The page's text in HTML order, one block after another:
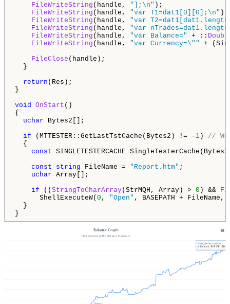
FileWriteString (handle, "];\n" );
FileWriteString (handle, "var T1=dat1[0][0];\n" );
FileWriteString (handle, "var
FileWriteString (handle, "var
FileWriteString (handle, "var Balance=" + ::
FileWriteString (handle, "var Currency=\""
+
FileClose (handle);
}
return (Res);
}
void
OnStart ()
{
uchar Bytes2[];
if (MTTESTER::GetLastTstCache(Bytes2) != - 1 ) //
{
const SINGLETESTERCACHE
const
string FileName = "Report.htm" ;
uchar Array[];
if (( StringToCharArray(StrMQH, Array) > 0 ) &&
ShellExecuteW( 0 , "Open" , BASEPATH + FileName,
}
}